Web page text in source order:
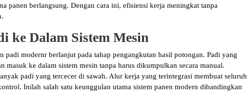
panen berlangsung. Dengan cara ini, efisiensi kerja meningkat tanpa
ke Dalam Sistem Mesin
padi modernr berlanjut pada tahap pengangkutan hasil potongan. Padi yang
masuk ke dalam sistem mesin tanpa harus dikumpulkan secara manual.
padi yang tercecer di sawah. Alur kerja yang terintegrasi membuat seluruh
Inilah salah satu keunggulan utama sistem panen modern dibandingkan